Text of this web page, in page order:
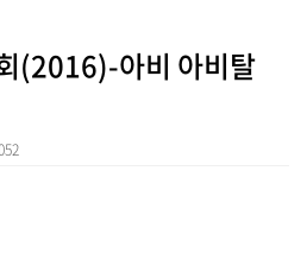
(2016)-아비 아비탈